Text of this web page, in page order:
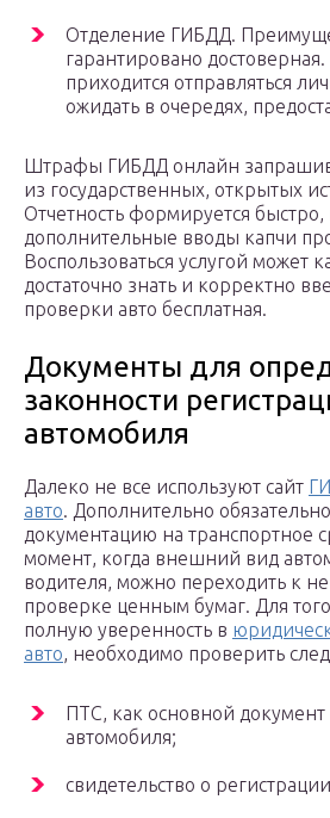
Отделение ГИБДД.
гарантировано достоверная.
приходится отправляться
ожидать в очередях,
Штрафы ГИБДД онлайн
из государственных, открытых
Отчетность формируется
дополнительные вводы капчи
Воспользоваться услугой
достаточно знать и корректно
проверки авто бесплатная.
Документы для
законности
автомобиля
Далеко не все используют сайт
авто. Дополнительно
документацию на транспортное
момент, когда внешний вид
водителя, можно переходить к
проверке ценным бумаг. Для
полную уверенность в
авто, необходимо проверить
ПТС, как основной документ
автомобиля;
свидетельство о